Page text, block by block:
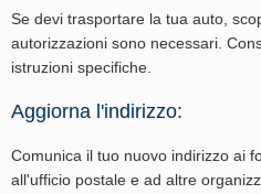
Se devi trasportare la tua auto,
autorizzazioni sono necessari.
istruzioni specifiche.
Aggiorna l'indirizzo:
Comunica il tuo nuovo indirizzo ai
all'ufficio postale e ad altre